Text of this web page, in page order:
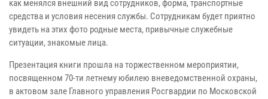
как менялся внешний вид сотрудников, форма, транспортные
средства и условия несения службы. Сотрудникам будет приятно
увидеть на этих фото родные места, привычные служебные
ситуации, знакомые лица.
Презентация книги прошла на торжественном мероприятии,
посвященном 70-ти летнему юбилею вневедомственной охраны,
в актовом зале Главного управления Росгвардии по Московской